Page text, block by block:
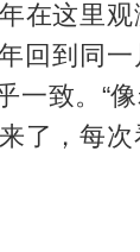
在这里
到同一
一致。“像
了，每次